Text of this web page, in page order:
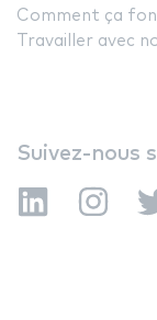
Comment ça
Travailler avec
Suivez-nous